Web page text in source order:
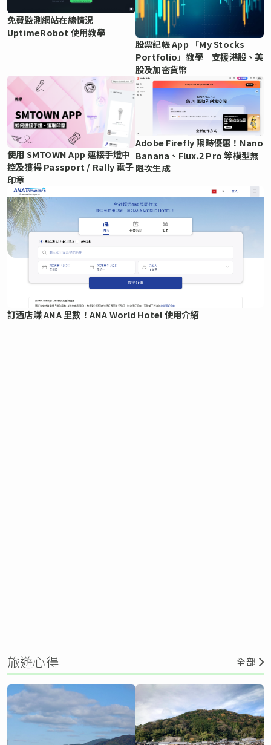
免費監測網站在線情況
UptimeRobot 使用教學
股票記帳 App 「My Stocks
Portfolio」教學 支援港股、美
股及加密貨幣
使用 SMTOWN App 連接手燈中
控及獲得 Passport / Rally 電子
印章
Adobe Firefly 限時優惠！Nano
Banana、Flux.2 Pro 等模型無
限次生成
訂酒店賺 ANA 里數！ANA World Hotel 使用介紹
旅遊心得 全部